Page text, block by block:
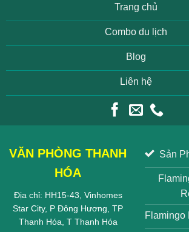
Trang chủ
Combo du lịch
Blog
Liên hệ
VĂN PHÒNG THANH
HÓA
Địa chỉ: HH15-43, Vinhomes
Star City, P Đông Hương, TP
Thanh Hóa, T Thanh Hóa
Sản
Flamingo